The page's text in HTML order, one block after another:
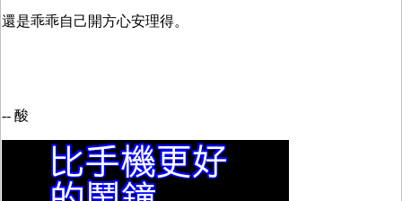
還是乖乖自己開方心安理得。
-- 酸